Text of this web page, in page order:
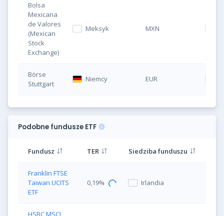
Bolsa
Mexicana
de Valores
(Mexican
Stock
Exchange)
Meksyk MXN
Börse
Stuttgart
Niemcy EUR
Podobne fundusze ETF
Fundusz TER Siedziba funduszu
Franklin FTSE
Taiwan UCITS
ETF
0,19% Irlandia
HSBC MSCI